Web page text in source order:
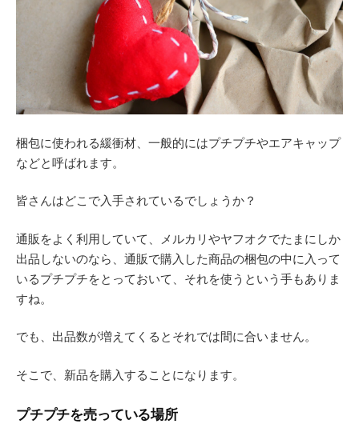
梱包に使われる緩衝材、一般的にはプチプチやエアキャップ
などと呼ばれます。
皆さんはどこで入手されているでしょうか？
通販をよく利用していて、メルカリやヤフオクでたまにしか
出品しないのなら、通販で購入した商品の梱包の中に入って
いるプチプチをとっておいて、それを使うという手もありま
すね。
でも、出品数が増えてくるとそれでは間に合いません。
そこで、新品を購入することになります。
プチプチを売っている場所